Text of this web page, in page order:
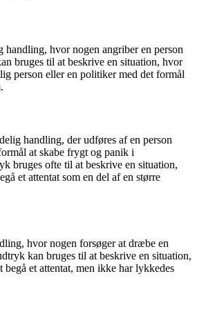
hvor nogen angriber en person
bruges til at beskrive en situation, hvor
person eller en politiker med det formål
handling, der udføres af en person
at skabe frygt og panik i
bruges ofte til at beskrive en situation,
et attentat som en del af en større
hvor nogen forsøger at dræbe en
kan bruges til at beskrive en situation,
begå et attentat, men ikke har lykkedes